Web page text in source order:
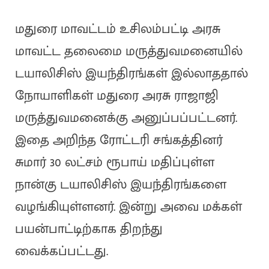
மதுரை மாவட்டம் உசிலம்பட்டி அரசு
மாவட்ட தலைமை மருத்துவமனையில்
டயாலிசிஸ் இயந்திரங்கள் இல்லாததால்
நோயாளிகள் மதுரை அரசு ராஜாஜி
மருத்துவமனைக்கு அனுப்பப்பட்டனர்.
இதை அறிந்த ரோட்டரி சங்கத்தினர்
சுமார் 30 லட்சம் ரூபாய் மதிப்புள்ள
நான்கு டயாலிசிஸ் இயந்திரங்களை
வழங்கியுள்ளனர். இன்று அவை மக்கள்
பயன்பாட்டிற்காக திறந்து
வைக்கப்பட்டது.